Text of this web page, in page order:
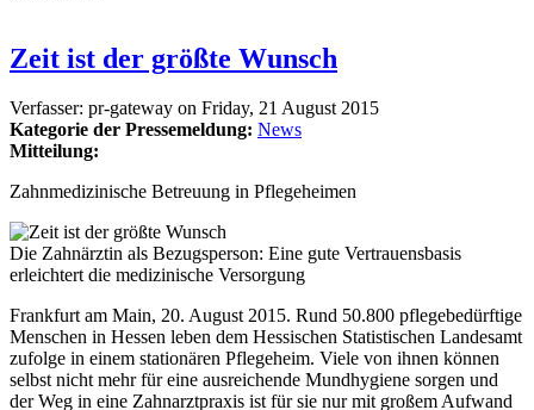
Zeit ist der größte Wunsch
Verfasser: pr-gateway on Friday, 21 August 2015
Kategorie der Pressemeldung: News
Mitteilung:
Zahnmedizinische Betreuung in Pflegeheimen
Die Zahnärztin als Bezugsperson: Eine gute Vertrauensbasis
erleichtert die medizinische Versorgung
Frankfurt am Main, 20. August 2015. Rund 50.800 pflegebedürftige
Menschen in Hessen leben dem Hessischen Statistischen Landesamt
zufolge in einem stationären Pflegeheim. Viele von ihnen können
selbst nicht mehr für eine ausreichende Mundhygiene sorgen und
der Weg in eine Zahnarztpraxis ist für sie nur mit großem Aufwand